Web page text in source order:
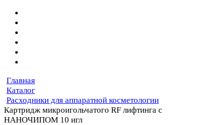
Главная
Каталог
Расходники для аппаратной косметологии
Картридж микроигольчатого RF лифтинга с
НАНОЧИПОМ 10 игл